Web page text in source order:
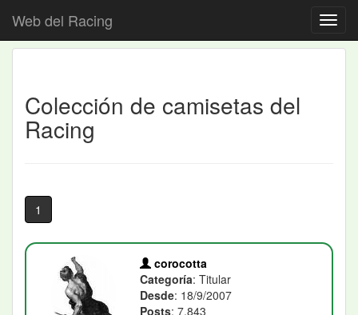
Web del Racing
Colección de camisetas del
Racing
1
corocotta
Categoría: Titular
Desde: 18/9/2007
Posts: 7.843